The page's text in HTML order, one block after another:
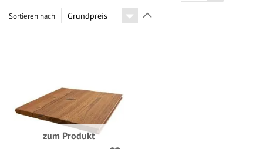
Sortieren nach
zum Produkt